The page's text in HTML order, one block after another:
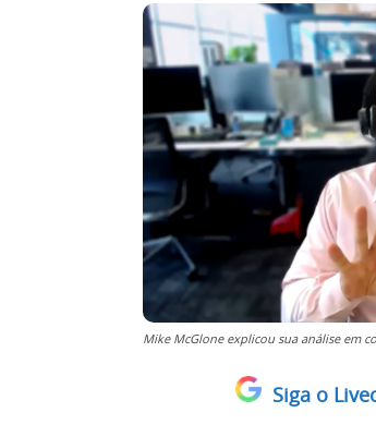
Mike McGlone explicou sua análise em
Siga o